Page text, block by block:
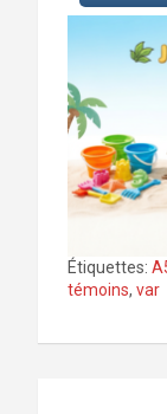
Étiquettes:
témoins, var